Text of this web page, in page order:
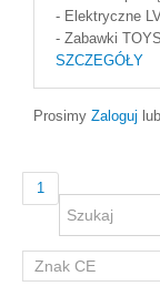
- Elektryczne
- Zabawki
SZCZEGÓŁY
Prosimy Zaloguj lub
1